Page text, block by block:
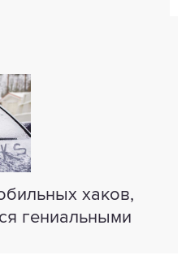
хаков,
гениальными